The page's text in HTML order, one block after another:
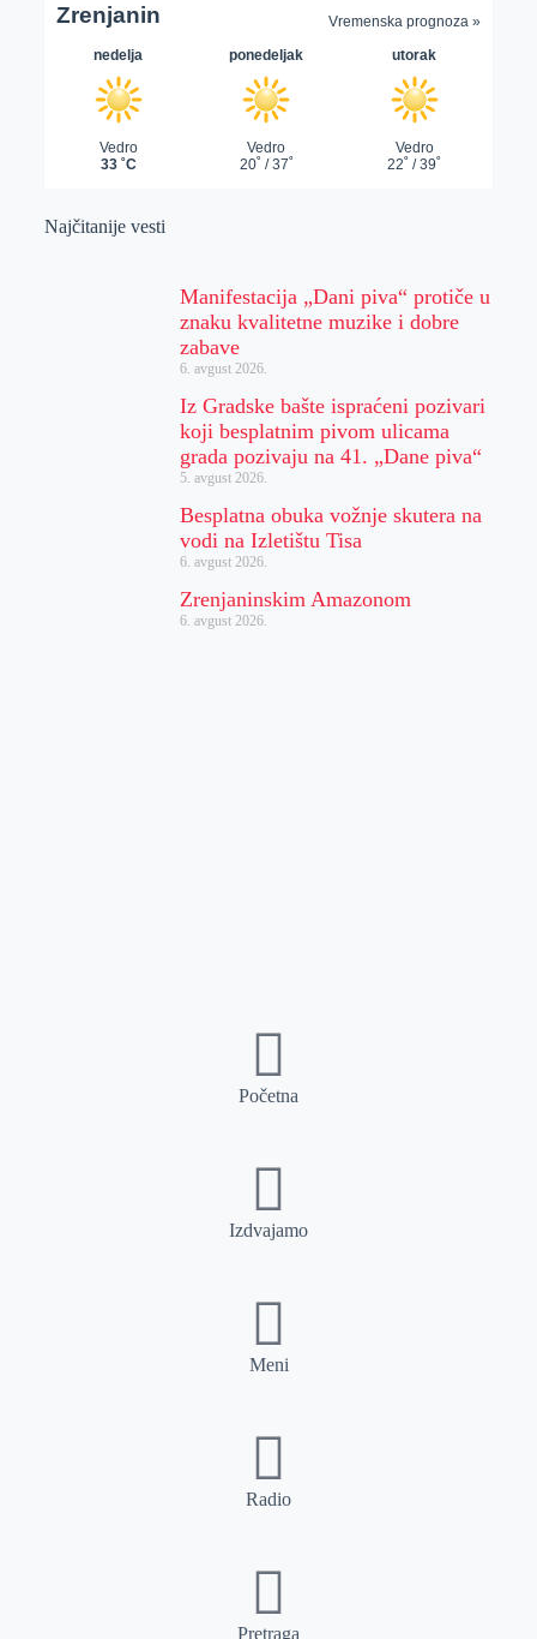
Najčitanije vesti
Manifestacija „Dani piva“ protiče u
znaku kvalitetne muzike i dobre
zabave
6. avgust 2026.
Iz Gradske bašte ispraćeni pozivari
koji besplatnim pivom ulicama
grada pozivaju na 41. „Dane piva“
5. avgust 2026.
Besplatna obuka vožnje skutera na
vodi na Izletištu Tisa
6. avgust 2026.
Zrenjaninskim Amazonom
6. avgust 2026.
Početna
Izdvajamo
Meni
Radio
Pretraga